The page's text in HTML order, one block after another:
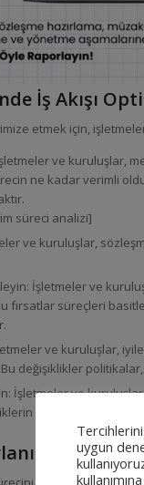
İş Akışı
etmek için,
İşletmeler ve
ne kadar verimli
süreci analizi]
ve kuruluşlar,
İşletmeler ve
fırsatlar süreçleri
ve kuruluşlar,
Bu değişiklikler
İşletmeler ve
hedeflere ulaşmada
uygun